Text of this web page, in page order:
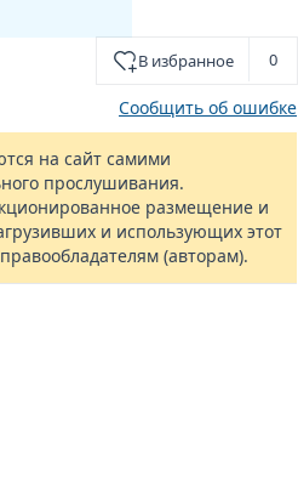
В избранное 0
Сообщить об ошибке
на сайт самими
прослушивания.
размещение и
и использующих этот
(авторам).